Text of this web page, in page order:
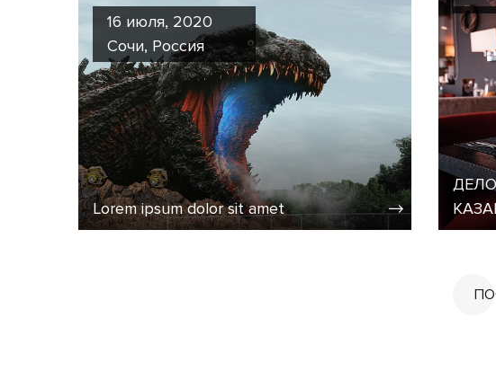
16 июля, 2020
Сочи, Россия
Lorem ipsum dolor sit amet